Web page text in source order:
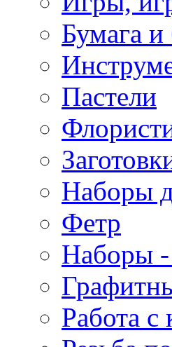
Бумага
Пастели
Наборы
Фетр
Наборы -
Работа с